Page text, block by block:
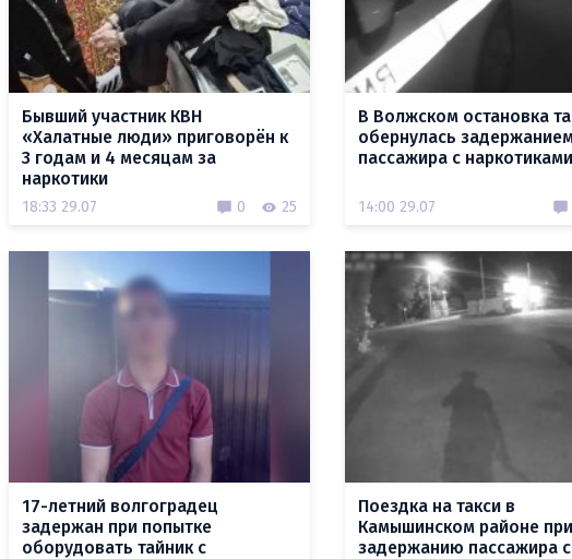
Бывший участник КВН
«Халатные люди» приговорён к
3 годам и 4 месяцам за
наркотики
18:33 29.07 0 25
В Волжском остановка
обернулась
пассажира с наркотиками
14:00 29.07
17-летний волгоградец
задержан при попытке
оборудовать тайник с
Поездка на такси в
Камышинском районе
задержанию пассажира с